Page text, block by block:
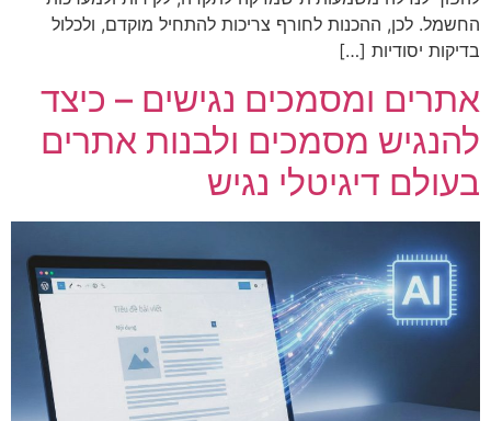
החשמל. לכן, ההכנות לחורף צריכות להתחיל מוקדם, ולכלול
בדיקות יסודיות […]
אתרים ומסמכים נגישים – כיצד
להנגיש מסמכים ולבנות אתרים
בעולם דיגיטלי נגיש